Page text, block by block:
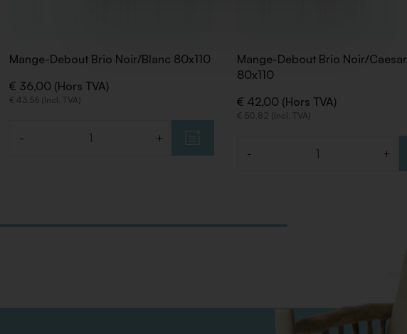
Mange-Debout Brio Noir/Blanc 80x110
€ 36,00 (Hors TVA)
€ 43,56 (Incl. TVA)
- +
Mange-Debout Brio Noir/Caesar
80x110
€ 42,00 (Hors TVA)
€ 50,82 (Incl. TVA)
- +